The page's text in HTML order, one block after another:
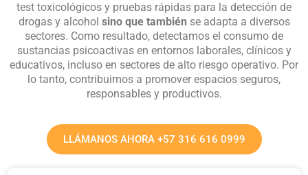
test toxicológicos y pruebas rápidas para la detección de
drogas y alcohol sino que también se adapta a diversos
sectores. Como resultado, detectamos el consumo de
sustancias psicoactivas en entornos laborales, clínicos y
educativos, incluso en sectores de alto riesgo operativo. Por
lo tanto, contribuimos a promover espacios seguros,
responsables y productivos.
LLÁMANOS AHORA +57 316 616 0999